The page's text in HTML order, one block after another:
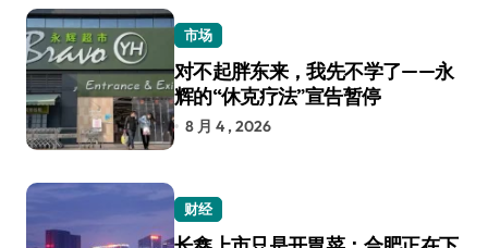
市场
对不起胖东来，我先不学了——永
辉的“休克疗法”宣告暂停
8 月 4 , 2026
财经